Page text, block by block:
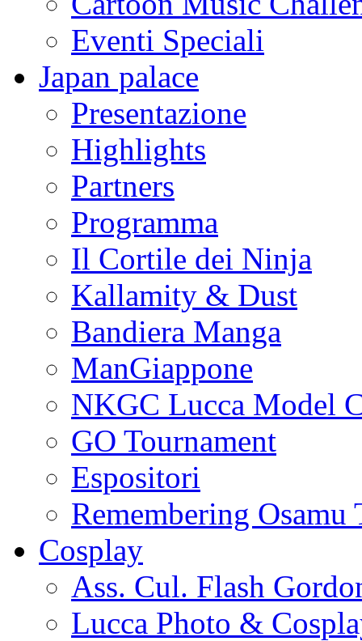
Eventi Speciali
Japan palace
Presentazione
Highlights
Partners
Programma
Il Cortile dei Ninja
Kallamity & Dust
Bandiera Manga
ManGiappone
NKGC Lucca Model
GO Tournament
Espositori
Remembering Osamu
Cosplay
Ass. Cul. Flash
Lucca Photo &